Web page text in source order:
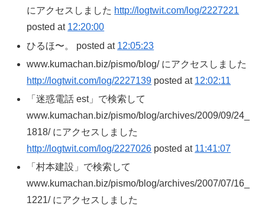
にアクセスしました http://logtwit.com/log/2227221
posted at 12:20:00
ひるほ〜。 posted at 12:05:23
www.kumachan.biz/pismo/blog/ にアクセスしました
http://logtwit.com/log/2227139 posted at 12:02:11
「迷惑電話 est」で検索して
www.kumachan.biz/pismo/blog/archives/2009/09/24_
1818/ にアクセスしました
http://logtwit.com/log/2227026 posted at 11:41:07
「村本建設」で検索して
www.kumachan.biz/pismo/blog/archives/2007/07/16_
1221/ にアクセスしました